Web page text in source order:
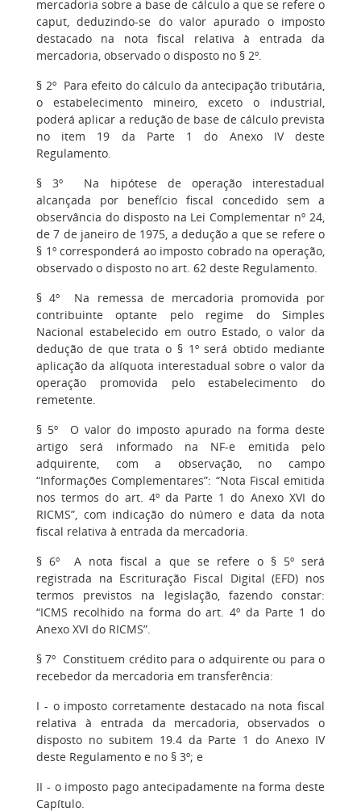
mercadoria sobre a base de cálculo a que se refere o
caput, deduzindo-se do valor apurado o imposto
destacado na nota fiscal relativa à entrada da
mercadoria, observado o disposto no § 2º.
§ 2º Para efeito do cálculo da antecipação tributária,
o estabelecimento mineiro, exceto o industrial,
poderá aplicar a redução de base de cálculo prevista
no item 19 da Parte 1 do Anexo IV deste
Regulamento.
§ 3º Na hipótese de operação interestadual
alcançada por benefício fiscal concedido sem a
observância do disposto na Lei Complementar nº 24,
de 7 de janeiro de 1975, a dedução a que se refere o
§ 1º corresponderá ao imposto cobrado na operação,
observado o disposto no art. 62 deste Regulamento.
§ 4º Na remessa de mercadoria promovida por
contribuinte optante pelo regime do Simples
Nacional estabelecido em outro Estado, o valor da
dedução de que trata o § 1º será obtido mediante
aplicação da alíquota interestadual sobre o valor da
operação promovida pelo estabelecimento do
remetente.
§ 5º O valor do imposto apurado na forma deste
artigo será informado na NF-e emitida pelo
adquirente, com a observação, no campo
“Informações Complementares”: “Nota Fiscal emitida
nos termos do art. 4º da Parte 1 do Anexo XVI do
RICMS”, com indicação do número e data da nota
fiscal relativa à entrada da mercadoria.
§ 6º A nota fiscal a que se refere o § 5º será
registrada na Escrituração Fiscal Digital (EFD) nos
termos previstos na legislação, fazendo constar:
“ICMS recolhido na forma do art. 4º da Parte 1 do
Anexo XVI do RICMS”.
§ 7º Constituem crédito para o adquirente ou para o
recebedor da mercadoria em transferência:
I - o imposto corretamente destacado na nota fiscal
relativa à entrada da mercadoria, observados o
disposto no subitem 19.4 da Parte 1 do Anexo IV
deste Regulamento e no § 3º; e
II - o imposto pago antecipadamente na forma deste
Capítulo.